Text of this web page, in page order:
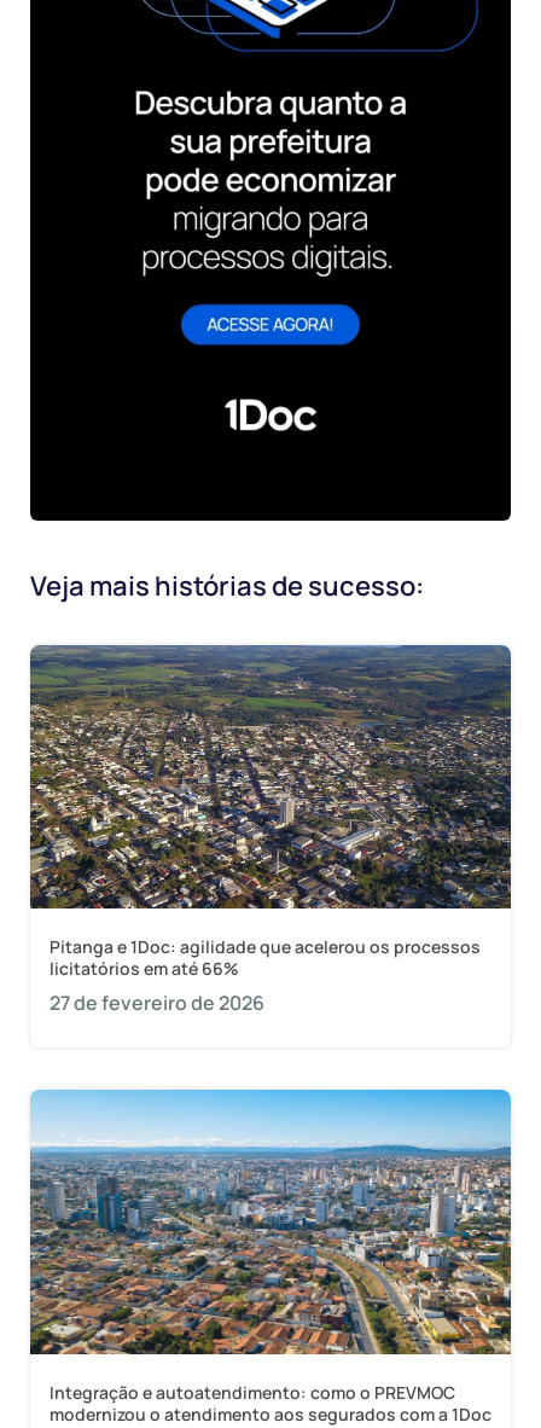
Veja mais histórias de sucesso:
Pitanga e 1Doc: agilidade que acelerou os processos
licitatórios em até 66%
27 de fevereiro de 2026
Integração e autoatendimento: como o PREVMOC
modernizou o atendimento aos segurados com a 1Doc